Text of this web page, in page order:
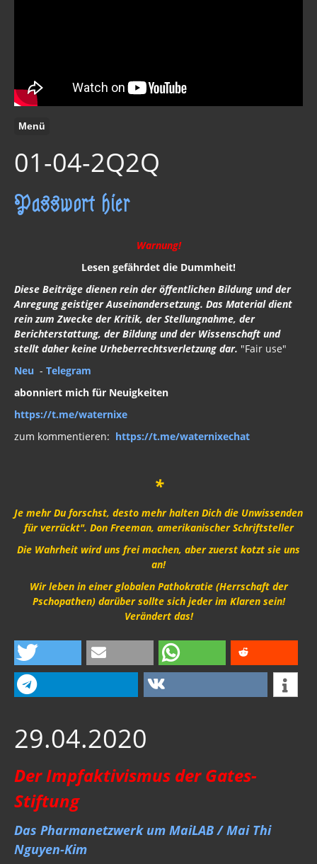
Menü
01-04-2Q2Q
Passwort hier
Warnung!
Lesen gefährdet die Dummheit!
Diese Beiträge dienen rein der öffentlichen Bildung und der
Anregung geistiger Auseinandersetzung. Das Material dient
rein zum Zwecke der Kritik, der Stellungnahme, der
Berichterstattung, der Bildung und der Wissenschaft und
stellt daher keine Urheberrechtsverletzung dar. "Fair use"
Neu - Telegram
abonniert mich für Neuigkeiten
https://t.me/waternixe
zum kommentieren: https://t.me/waternixechat
*
Je mehr Du forschst, desto mehr halten Dich die Unwissenden
für verrückt". Don Freeman, amerikanischer Schriftsteller
Die Wahrheit wird uns frei machen, aber zuerst kotzt sie uns
an!
Wir leben in einer globalen Pathokratie (Herrschaft der
Pschopathen) darüber sollte sich jeder im Klaren sein!
Verändert das!
29.04.2020
Der Impfaktivismus der Gates-
Stiftung
Das Pharmanetzwerk um MaiLAB / Mai Thi
Nguyen-Kim